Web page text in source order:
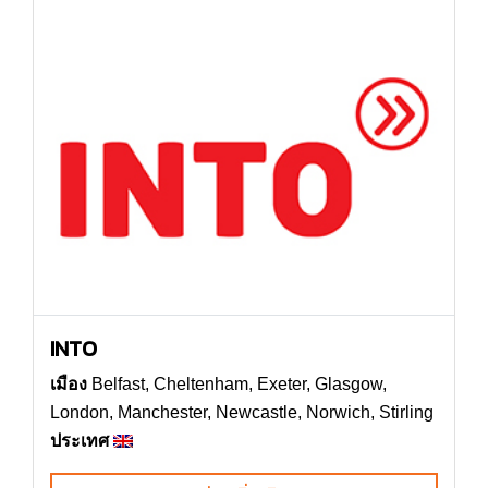
INTO
เมือง Belfast, Cheltenham, Exeter, Glasgow,
London, Manchester, Newcastle, Norwich, Stirling
ประเทศ